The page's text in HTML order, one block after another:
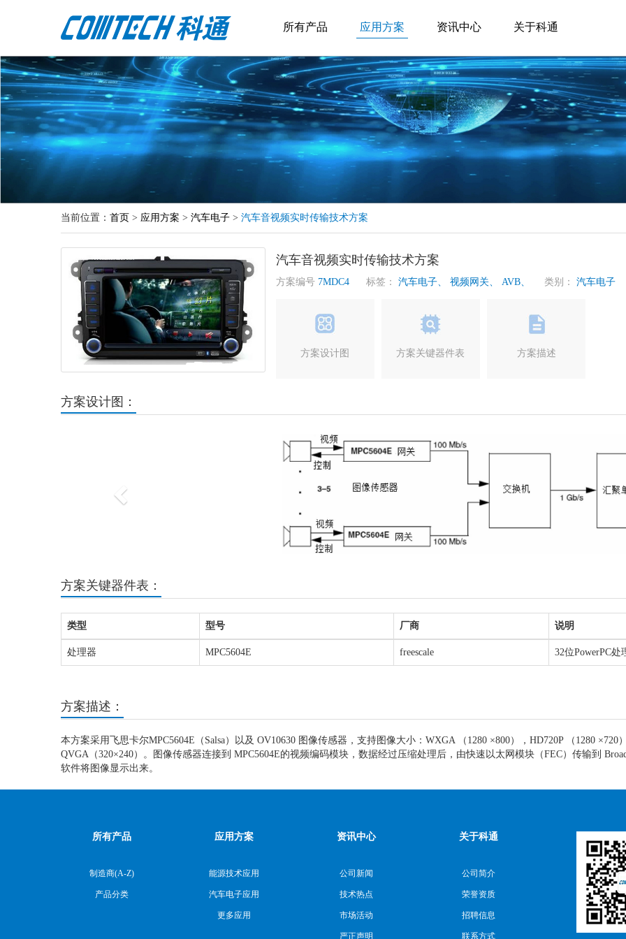
所有产品 应用方案 资讯中心 关于科通
当前位置： 首页 > 应用方案 > 汽车电子 > 汽车音视频实时传输技术方案
汽车音视频实时传输技术方案
方案编号 7MDC4 标签： 汽车电子、 视频网关、 AVB、 类别： 汽车电子
方案设计图 方案关键器件表 方案描述
方案设计图：
方案关键器件表：
类型 型号 厂商 说明
处理器 MPC5604E freescale 32位PowerPC处
方案描述：
本方案采用飞思卡尔MPC5604E（Salsa）以及 OV10630 图像传感器，支持图像大小：WXGA （1280 ×800），HD720P （1280 ×720
QVGA（320×240）。图像传感器连接到 MPC5604E的视频编码模块，数据经过压缩处理后，由快速以太网模块（FEC）传输到
软件将图像显示出来。
所有产品
制造商(A-Z)
产品分类
应用方案
能源技术应用
汽车电子应用
更多应用
资讯中心
公司新闻
技术热点
市场活动
严正声明
关于科通
公司简介
荣誉资质
招聘信息
联系方式